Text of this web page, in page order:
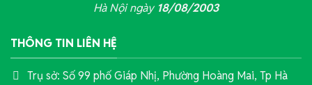
Hà Nội ngày 18/08/2003
THÔNG TIN LIÊN HỆ
Trụ sở: Số 99 phố Giáp Nhị, Phường Hoàng Mai, Tp Hà